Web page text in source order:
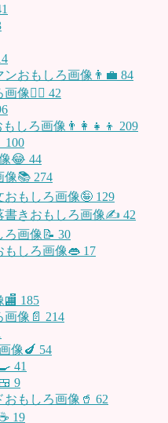
おもしろ画像👨‍💼 84
像👱‍♀️ 42
しろ画像👨‍👩‍👧‍👦 209
100
😂 44
像📚 274
おもしろ画像🤪 129
書きおもしろ画像✍️ 42
ろ画像📝 30
もしろ画像👄 17
🏬 185
像📄 214
像🍆 54
41
9
もしろ画像🥤 62
19